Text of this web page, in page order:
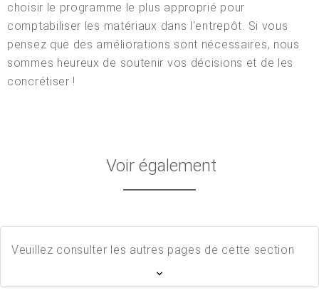
choisir le programme le plus approprié pour
comptabiliser les matériaux dans l'entrepôt. Si vous
pensez que des améliorations sont nécessaires, nous
sommes heureux de soutenir vos décisions et de les
concrétiser !
Voir également
Veuillez consulter les autres pages de cette section